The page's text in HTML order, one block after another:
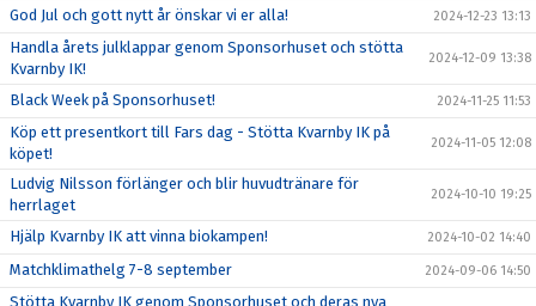
God Jul och gott nytt år önskar vi er alla! 2024-12-23 13:13
Handla årets julklappar genom Sponsorhuset och stötta
Kvarnby IK!
2024-12-09 13:38
Black Week på Sponsorhuset! 2024-11-25 11:53
Köp ett presentkort till Fars dag - Stötta Kvarnby IK på
köpet!
2024-11-05 12:08
Ludvig Nilsson förlänger och blir huvudtränare för
herrlaget
2024-10-10 19:25
Hjälp Kvarnby IK att vinna biokampen! 2024-10-02 14:40
Matchklimathelg 7-8 september 2024-09-06 14:50
Stötta Kvarnby IK genom Sponsorhuset och deras nya